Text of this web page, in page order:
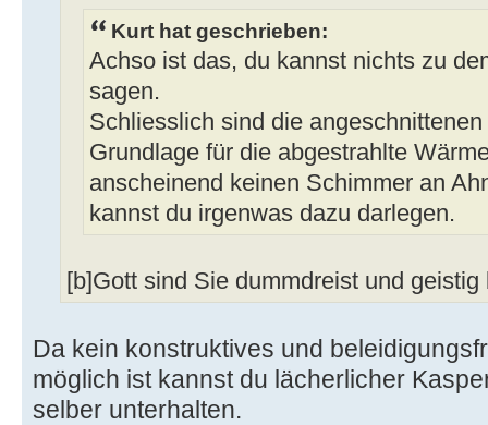
Kurt hat geschrieben:
Achso ist das, du kannst nichts zu
sagen.
Schliesslich sind die
Grundlage für die abgestrahlte
anscheinend keinen Schimmer an
kannst du irgenwas dazu darlegen.
[b]Gott sind Sie dummdreist und geistig
Da kein konstruktives und
möglich ist kannst du lächerlicher
selber unterhalten.